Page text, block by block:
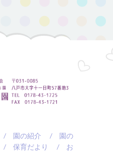
/ 園の紹介
/ 園の
/ 保育だより
/ お